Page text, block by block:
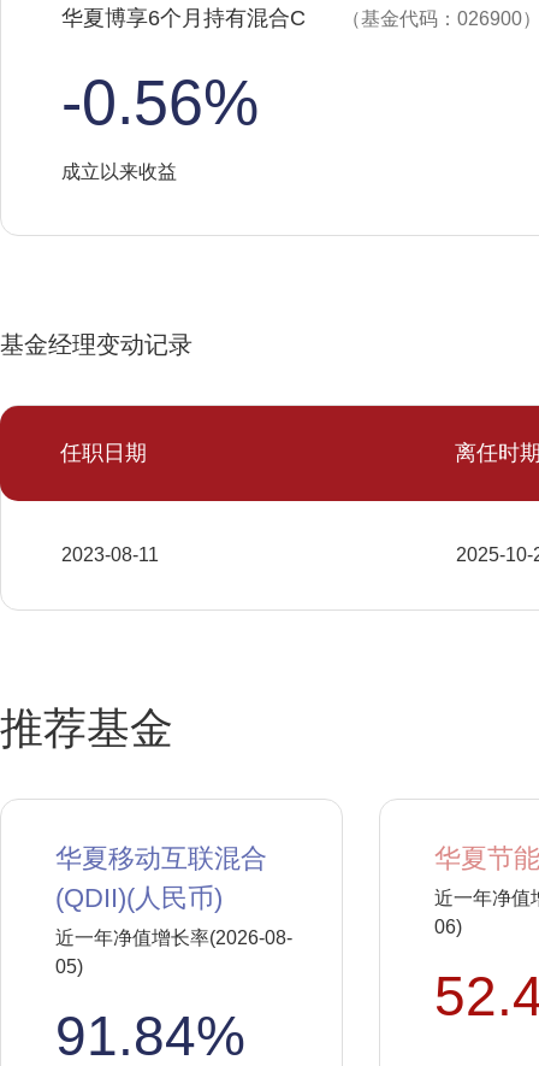
华夏博享6个月持有混合C （基金代码：026900
-0.56%
成立以来收益
基金经理变动记录
任职日期 离任时
2023-08-11 2025-10-
推荐基金
华夏移动互联混合
(QDII)(人民币)
近一年净值增长率(2026-08-
05)
91.84%
华夏节
近一年净值
06)